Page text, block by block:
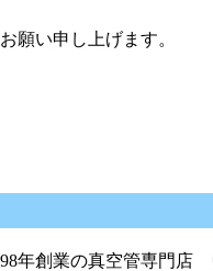
願い申し上げます。
年創業の真空管専門店